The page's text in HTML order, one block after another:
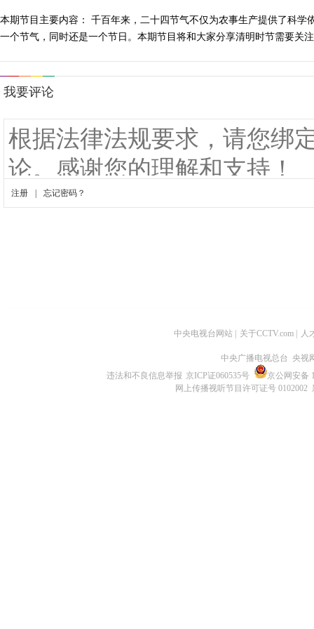
本期节目主要内容： 千百年来，二十四节气不仅为农事生产提供了科
一个节气，同时还是一个节日。本期节目将和大家分享清明时节需要关
中央电视台网站 关于CCTV.com 人
中央广播电视总台 央视
违法和不良信息举报 京ICP证060535号
京公网安备
网上传播视听节目许可证号 0102002